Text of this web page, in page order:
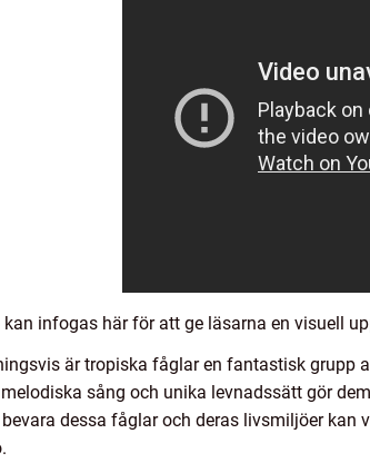
kan infogas här för att ge läsarna en visuell
är tropiska fåglar en fantastisk grupp
sång och unika levnadssätt gör
dessa fåglar och deras livsmiljöer